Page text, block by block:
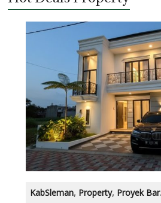
KabSleman, Property, Proyek Baru